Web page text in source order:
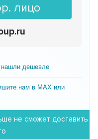
лицо
нашли дешевле
нам в MAX или
не сможет доставить